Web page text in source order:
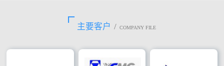
主要客户 / COMPANY FILE